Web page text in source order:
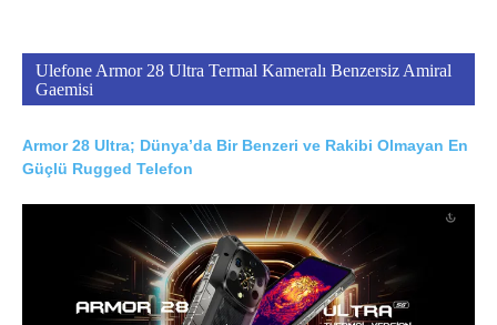
Ulefone Armor 28 Ultra Termal Kameralı Benzersiz Amiral
Gaemisi
Armor 28 Ultra; Dünya’da Bir Benzeri ve Rakibi Olmayan En
Güçlü Rugged Telefon